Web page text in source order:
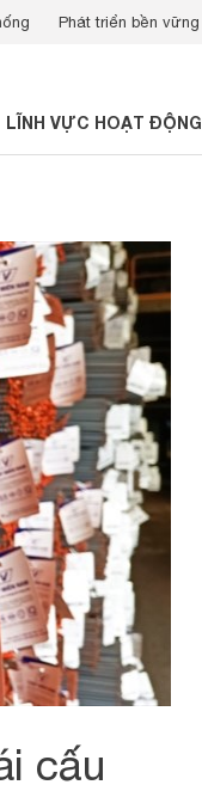
Phát triển bền vững
LĨNH VỰC HOẠT ĐỘNG
cấu